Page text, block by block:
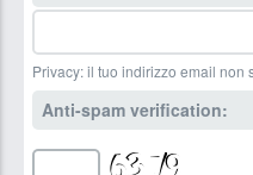
Privacy: il tuo indirizzo email non
Anti-spam verification: